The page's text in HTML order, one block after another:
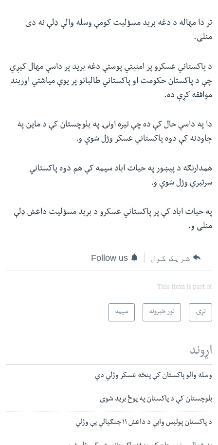
تر دا مهاله د دغه برید مسؤلیت کومې وسله والې ډلې نه دی
منلی.
د پاکستاني عسکرو پر امنیتي پوستې دغه برید پر داسې مهال کیږي
چې د پاکستان حکومت او پاکستاني طالبانو پر یوې میاشتي اوربند
موافقه کړې ده.
دا په داسې حال کې ده چې تیره اونۍ په بلوچستان کې د ماین په
چاودنه کې دوه پاکستاني عسکر وژل شوي و.
همدارنګه د پېښور په حیات اباد سیمه کې هم دوه پاکستاني
سرتیري وژل شوي و.
په حیات اباد کې پر پاکستاني عسکرو د برید مسؤلیت داعش ډلې
منلی و.
شریک کول Follow us
This item is part of
نړۍ نور خبرونه سیمه
اړوند
وسله والو پاکستان کې پنځه عسکر وژلي دي
بلوچستان کې د پاکستان په پوځ برید شوی
د پاکستان پولیس وايي د داعش ۱۱ جنګیالي یې وژلي